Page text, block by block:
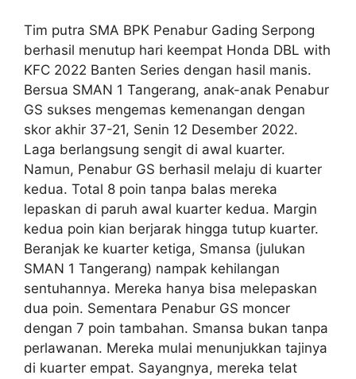
Tim putra SMA BPK Penabur Gading Serpong
berhasil menutup hari keempat Honda DBL with
KFC 2022 Banten Series dengan hasil manis.
Bersua SMAN 1 Tangerang, anak-anak Penabur
GS sukses mengemas kemenangan dengan
skor akhir 37-21, Senin 12 Desember 2022.
Laga berlangsung sengit di awal kuarter.
Namun, Penabur GS berhasil melaju di kuarter
kedua. Total 8 poin tanpa balas mereka
lepaskan di paruh awal kuarter kedua. Margin
kedua poin kian berjarak hingga tutup kuarter.
Beranjak ke kuarter ketiga, Smansa (julukan
SMAN 1 Tangerang) nampak kehilangan
sentuhannya. Mereka hanya bisa melepaskan
dua poin. Sementara Penabur GS moncer
dengan 7 poin tambahan. Smansa bukan tanpa
perlawanan. Mereka mulai menunjukkan tajinya
di kuarter empat. Sayangnya, mereka telat